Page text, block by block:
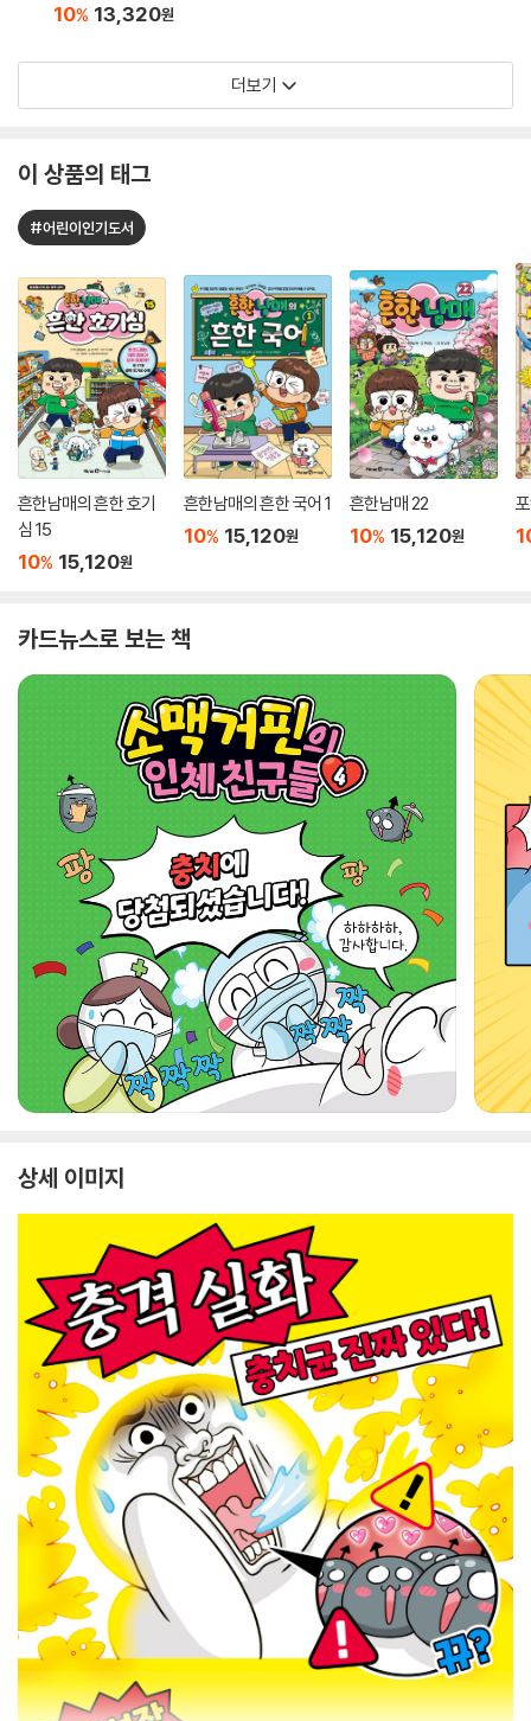
10% 13,320원
더보기
이 상품의 태그
#어린이인기도서
흔한남매의 흔한 호기
심 15
10% 15,120원
흔한남매의 흔한 국어 1
10% 15,120원
흔한남매 22
10% 15,120원
카드뉴스로 보는 책
상세 이미지